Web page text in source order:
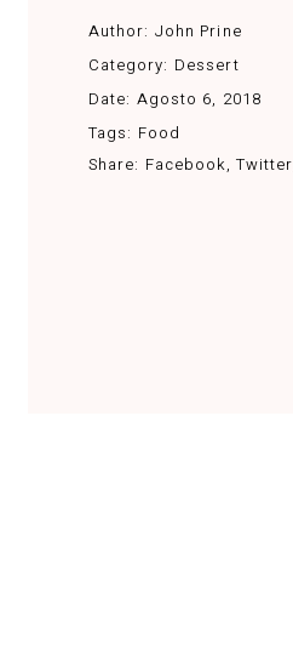
Author: John Prine
Category: Dessert
Date: Agosto 6, 2018
Tags: Food
Share: Facebook Twitter